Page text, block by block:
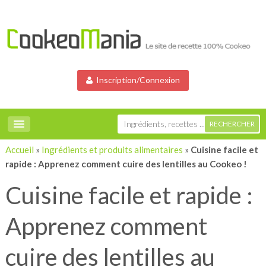
Inscription/Connexion
Accueil » Ingrédients et produits alimentaires » Cuisine facile et
rapide : Apprenez comment cuire des lentilles au Cookeo !
Cuisine facile et rapide :
Apprenez comment
cuire des lentilles au